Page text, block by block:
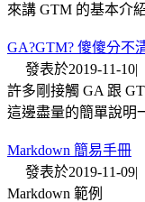
來講 GTM 的基本介
GA?GTM? 傻傻分不
發表於2019-11-10|
許多剛接觸 GA 跟
這邊盡量的簡單說明
Markdown 簡易手冊
發表於2019-11-09|
Markdown 範例